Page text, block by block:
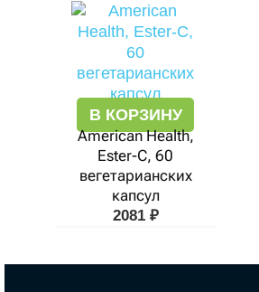
В КОРЗИНУ
American Health,
Ester-C, 60
вегетарианских
капсул
2081 ₽